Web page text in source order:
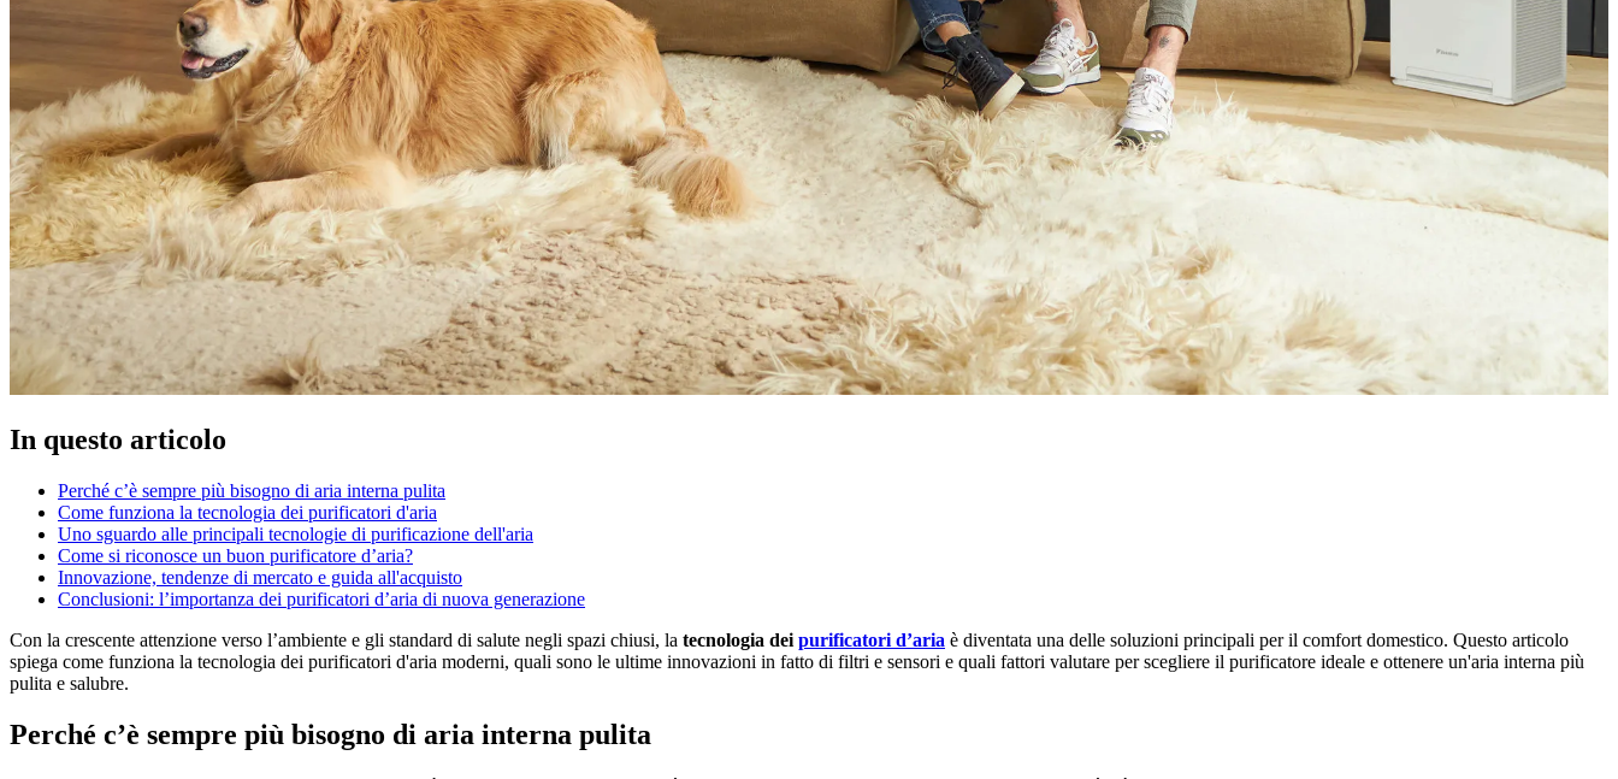
In questo articolo
Perché c’è sempre più bisogno di aria interna pulita
Come funziona la tecnologia dei purificatori d'aria
Uno sguardo alle principali tecnologie di purificazione dell'aria
Come si riconosce un buon purificatore d’aria?
Innovazione, tendenze di mercato e guida all'acquisto
Conclusioni: l’importanza dei purificatori d’aria di nuova generazione
Con la crescente attenzione verso l’ambiente e gli standard di salute negli spazi chiusi, la tecnologia dei purificatori d’aria è diventata una delle soluzioni principali per il comfort domestico. Questo articolo
spiega come funziona la tecnologia dei purificatori d'aria moderni, quali sono le ultime innovazioni in fatto di filtri e sensori e quali fattori valutare per scegliere il purificatore ideale e ottenere un'aria interna più
pulita e salubre.
Perché c’è sempre più bisogno di aria interna pulita